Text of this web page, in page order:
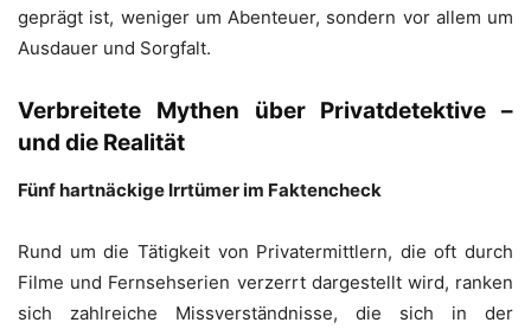
geprägt ist, weniger um Abenteuer, sondern vor allem um
Ausdauer und Sorgfalt.
Verbreitete Mythen über Privatdetektive –
und die Realität
Fünf hartnäckige Irrtümer im Faktencheck
Rund um die Tätigkeit von Privatermittlern, die oft durch
Filme und Fernsehserien verzerrt dargestellt wird, ranken
sich zahlreiche Missverständnisse, die sich in der